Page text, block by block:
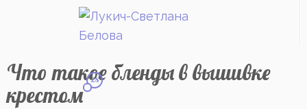
Что такое бленды в вышивке
крестом
28